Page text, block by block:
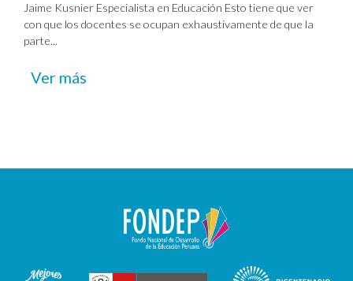
Jaime Kusnier Especialista en Educación Esto tiene que ver
con que los docentes se ocupan exhaustivamente de que la
parte...
Ver más